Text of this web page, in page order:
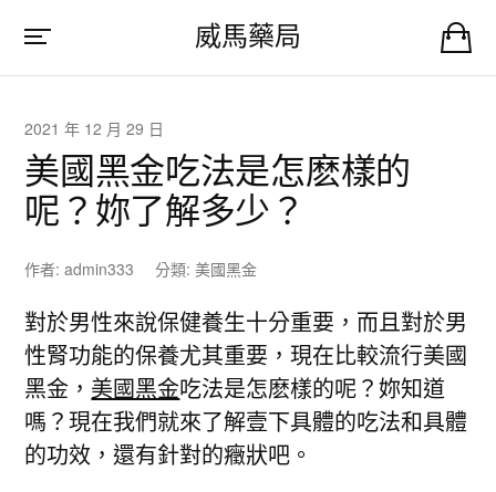
威馬藥局
2021 年 12 月 29 日
美國黑金吃法是怎麽樣的
呢？妳了解多少？
作者:admin333 分類: 美國黑金
對於男性來說保健養生十分重要，而且對於男
性腎功能的保養尤其重要，現在比較流行美國
黑金， 美國黑金吃法是怎麽樣的呢？妳知道
嗎？現在我們就來了解壹下具體的吃法和具體
的功效，還有針對的癥狀吧。